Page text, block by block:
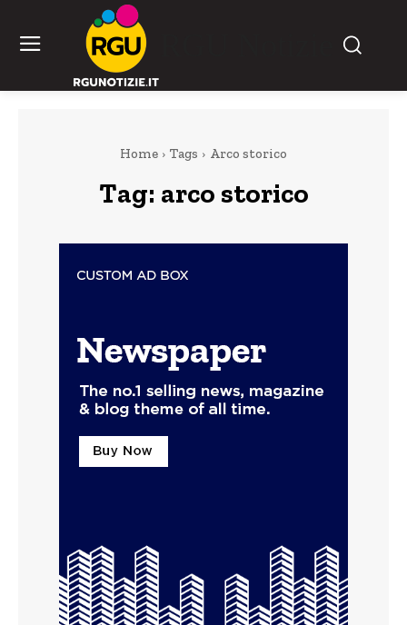
Home Tags Arco storico
Tag: arco storico